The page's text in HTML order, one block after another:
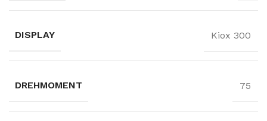
DISPLAY Kiox 300
DREHMOMENT 75